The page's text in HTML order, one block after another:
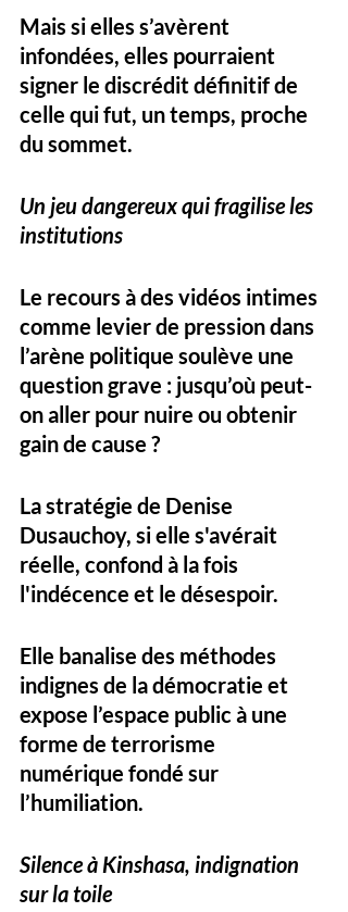
Mais si elles s’avèrent
infondées, elles pourraient
signer le discrédit définitif de
celle qui fut, un temps, proche
du sommet.
Un jeu dangereux qui fragilise les
institutions
Le recours à des vidéos intimes
comme levier de pression dans
l’arène politique soulève une
question grave : jusqu’où peut-
on aller pour nuire ou obtenir
gain de cause ?
La stratégie de Denise
Dusauchoy, si elle s'avérait
réelle, confond à la fois
l'indécence et le désespoir.
Elle banalise des méthodes
indignes de la démocratie et
expose l’espace public à une
forme de terrorisme
numérique fondé sur
l’humiliation.
Silence à Kinshasa, indignation
sur la toile